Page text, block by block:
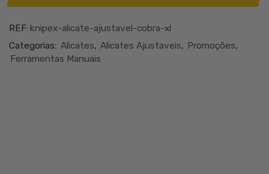
XL
REF: knipex-alicate-ajustavel-cobra-xl
Categorias: Alicates, Alicates Ajustaveis, Promoções,
Ferramentas Manuais